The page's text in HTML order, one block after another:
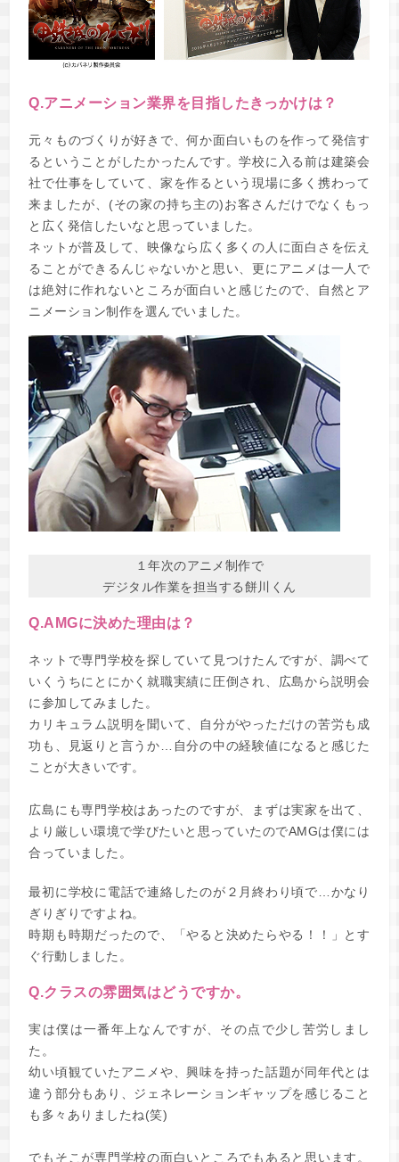
Q.アニメーション業界を目指したきっかけは？
元々ものづくりが好きで、何か面白いものを作って発信す
るということがしたかったんです。学校に入る前は建築会
社で仕事をしていて、家を作るという現場に多く携わって
来ましたが、(その家の持ち主の)お客さんだけでなくもっ
と広く発信したいなと思っていました。
ネットが普及して、映像なら広く多くの人に面白さを伝え
ることができるんじゃないかと思い、更にアニメは一人で
は絶対に作れないところが面白いと感じたので、自然とア
ニメーション制作を選んでいました。
１年次のアニメ制作で
デジタル作業を担当する餅川くん
Q.AMGに決めた理由は？
ネットで専門学校を探していて見つけたんですが、調べて
いくうちにとにかく就職実績に圧倒され、広島から説明会
に参加してみました。
カリキュラム説明を聞いて、自分がやっただけの苦労も成
功も、見返りと言うか…自分の中の経験値になると感じた
ことが大きいです。
広島にも専門学校はあったのですが、まずは実家を出て、
より厳しい環境で学びたいと思っていたのでAMGは僕には
合っていました。
最初に学校に電話で連絡したのが２月終わり頃で…かなり
ぎりぎりですよね。
時期も時期だったので、「やると決めたらやる！！」とす
ぐ行動しました。
Q.クラスの雰囲気はどうですか。
実は僕は一番年上なんですが、その点で少し苦労しまし
た。
幼い頃観ていたアニメや、興味を持った話題が同年代とは
違う部分もあり、ジェネレーションギャップを感じること
も多々ありましたね(笑)
でもそこが専門学校の面白いところでもあると思います。